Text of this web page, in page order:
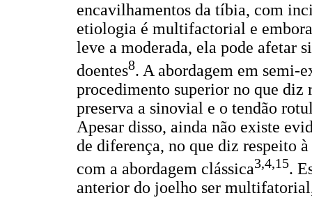
encavilhamentos da tíbia, com
etiologia é multifactorial e
leve a moderada, ela pode afetar
doentes8. A abordagem em semi-
procedimento superior no que diz
preserva a sinovial e o tendão
Apesar disso, ainda não existe
de diferença, no que diz respeito
com a abordagem clássica3,4,15.
anterior do joelho ser